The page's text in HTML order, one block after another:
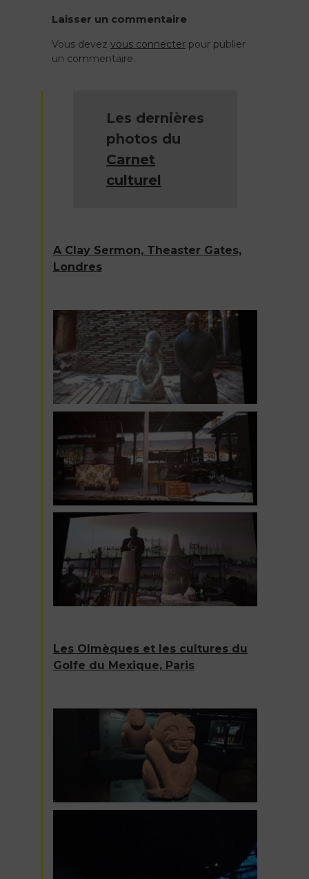
de
l’article
Laisser un commentaire
Vous devez vous connecterpour publier
un commentaire.
Les dernières
photos du
Carnet
culturel
A Clay Sermon, Theaster Gates,
Londres
Les Olmèques et les cultures du
Golfe du Mexique, Paris